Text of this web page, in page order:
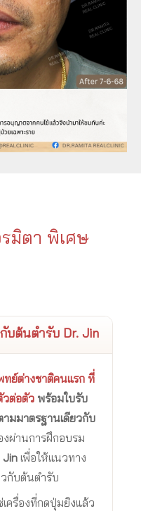
มิตา พิเศษ
บต้นตำรับ Dr. Jin
ย์ต่างชาติคนแรก ที่
วต่อตัว พร้อมใบรับ
ามมาตรฐานเดียวกับ
ผ่านการฝึกอบรม
Jin เพื่อให้แนวทาง
กับต้นตำรับ
เครื่องที่กดปุ่มยิงแล้ว